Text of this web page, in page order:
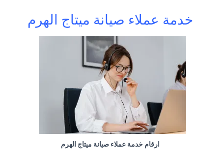
خدمة عملاء صيانة ميتاج الهرم
ارقام خدمة عملاء صيانة ميتاج الهرم